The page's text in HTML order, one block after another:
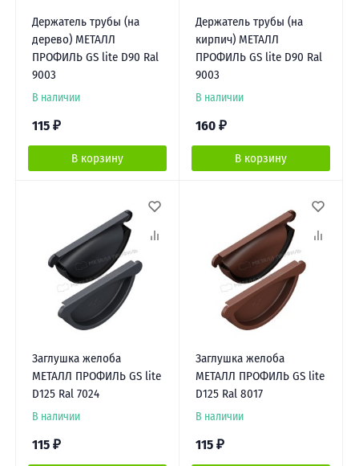
Держатель трубы (на
дерево) МЕТАЛЛ
ПРОФИЛЬ GS lite D90 Ral
9003
В наличии
115 ₽
В корзину
Держатель трубы (на
кирпич) МЕТАЛЛ
ПРОФИЛЬ GS lite D90 Ral
9003
В наличии
160 ₽
В корзину
Заглушка желоба
МЕТАЛЛ ПРОФИЛЬ GS lite
D125 Ral 7024
В наличии
115 ₽
Заглушка желоба
МЕТАЛЛ ПРОФИЛЬ GS lite
D125 Ral 8017
В наличии
115 ₽